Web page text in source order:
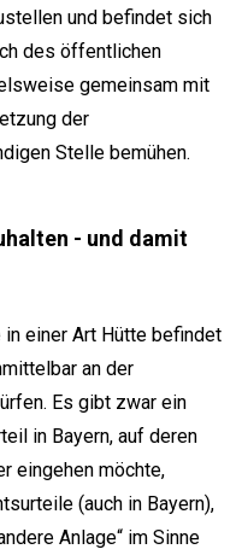
und befindet sich
des öffentlichen
gemeinsam mit
der
Stelle bemühen.
- und damit
einer Art Hütte befindet
an der
Es gibt zwar ein
in Bayern, auf deren
eingehen möchte,
(auch in Bayern),
Anlage“ im Sinne